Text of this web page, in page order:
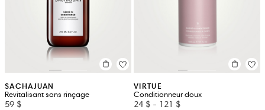
SACHAJUAN
Revitalisant sans rinçage
59 $
VIRTUE
Conditionneur doux
24 $ - 121 $